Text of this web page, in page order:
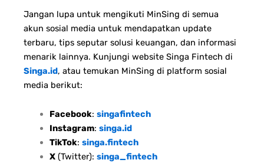
Jangan lupa untuk mengikuti MinSing di semua
akun sosial media untuk mendapatkan update
terbaru, tips seputar solusi keuangan, dan informasi
menarik lainnya. Kunjungi website Singa Fintech di
Singa.id, atau temukan MinSing di platform sosial
media berikut:
Facebook: singafintech
Instagram: singa.id
TikTok: singa.fintech
X(Twitter): singa_fintech